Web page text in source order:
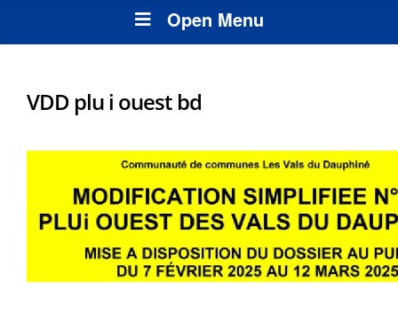
Open Menu
VDD plu i ouest bd